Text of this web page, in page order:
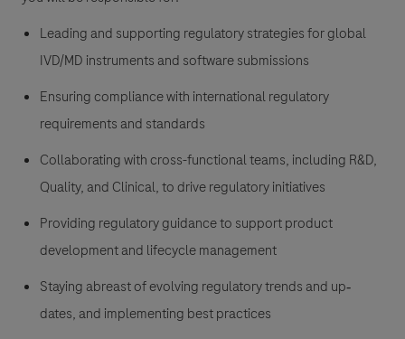
Leading and supporting regulatory strategies for global
IVD/MD instruments and software submissions
Ensuring compliance with international regulatory
requirements and standards
Collaborating with cross-functional teams, including R&D,
Quality, and Clinical, to drive regulatory initiatives
Providing regulatory guidance to support product
development and lifecycle management
Staying abreast of evolving regulatory trends and up‐
dates, and implementing best practices